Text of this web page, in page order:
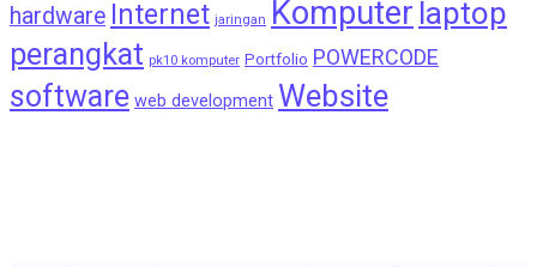
hardware Internet jaringan Komputer laptop
perangkat pk10 komputer Portfolio POWERCODE
software web development Website